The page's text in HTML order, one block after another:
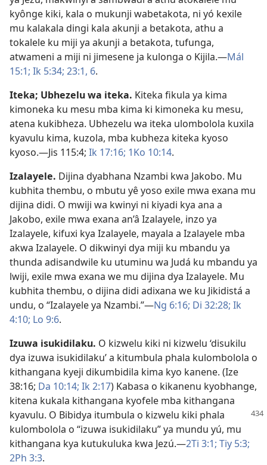
kyônge kiki, kala o mukunji wabetakota, ni yó kexile
mu kalakala dingi kala akunji a betakota, athu a
tokalele ku miji ya akunji a betakota, tufunga,
atwameni a miji ni jimesene ja kulonga o Kijila.—Mál
15:1; Ik 5:34; 23:1, 6.
Iteka; Ubhezelu wa iteka. Kiteka fikula ya kima
kimoneka ku mesu mba kima ki kimoneka ku mesu,
atena kukibheza. Ubhezelu wa iteka ulombolola kuxila
kyavulu kima, kuzola, mba kubheza kiteka kyoso
kyoso.—Jis 115:4; Ik 17:16; 1Ko 10:14.
Izalayele. Dijina dyabhana Nzambi kwa Jakobo. Mu
kubhita thembu, o mbutu yê yoso exile mwa exana mu
dijina didi. O mwiji wa kwinyi ni kiyadi kya ana a
Jakobo, exile mwa exana an’â Izalayele, inzo ya
Izalayele, kifuxi kya Izalayele, mayala a Izalayele mba
akwa Izalayele. O dikwinyi dya miji ku mbandu ya
thunda adisandwile ku utuminu wa Judá ku mbandu ya
lwiji, exile mwa exana we mu dijina dya Izalayele. Mu
kubhita thembu, o dijina didi adixana we ku Jikidistá a
undu, o “Izalayele ya Nzambi.”—Ng 6:16; Di 32:28; Ik
4:10; Lo 9:6.
Izuwa isukidilaku. O kizwelu kiki ni kizwelu ‘disukilu
dya izuwa isukidilaku’ a kitumbula phala kulombolola o
kithangana kyeji dikumbidila kima kyo kanene. (Ize
38:16; Da 10:14; Ik 2:17) Kabasa o kikanenu kyobhange,
kitena kukala kithangana kyofele mba kithangana
kyavulu. O Bibidya itumbula o kizwelu kiki phala
kulombolola o “izuwa isukidilaku” ya mundu yú, mu
kithangana kya kutukuluka kwa Jezú.—2Ti 3:1; Tiy 5:3;
2Ph 3:3.